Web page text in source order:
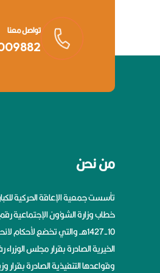
تواصل معنا
من نحن
تأسست جمعية الإعاقة الحركية
10-1427هــ والتي تخضع
وقواعدها التنفيذية الصادرة بقرار